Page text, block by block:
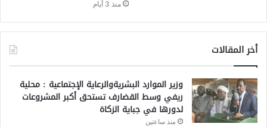
منذ 3 أيام
أخر المقالات
وزير الموارد البشريةوالرعاية الإجتماعية : محلية
ريفي وسط القضارف تستحق أكبر المشروعات
لدورها في جباية الزكاة
منذ ساعتين